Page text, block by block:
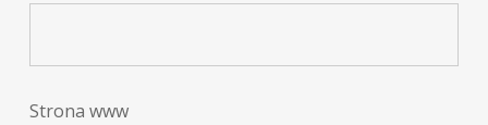
Strona www